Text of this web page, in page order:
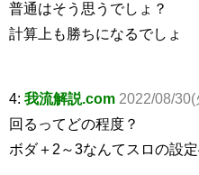
普通はそう思うでしょ？
計算上も勝ちになるでしょ
4: 我流解説.com 2022/08/
回るってどの程度？
ボダ＋2～3なんてスロの設